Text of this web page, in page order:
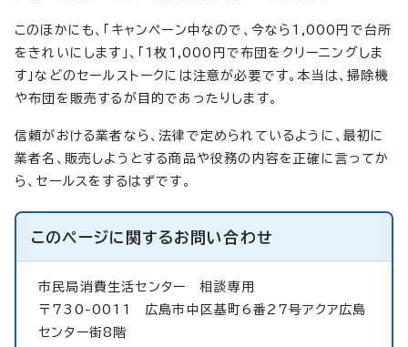
このほかにも、「キャンペーン中なので、今なら1,000円で台所
をきれいにします」、「1枚1,000円で布団をクリーニングしま
す」などのセールストークには注意が必要です。本当は、掃除機
や布団を販売するが目的であったりします。
信頼がおける業者なら、法律で定められているように、最初に
業者名、販売しようとする商品や役務の内容を正確に言ってか
ら、セールスをするはずです。
このページに関するお問い合わせ
市民局消費生活センター相談専用
〒730-0011 広島市中区基町6番27号アクア広島
センター街8階